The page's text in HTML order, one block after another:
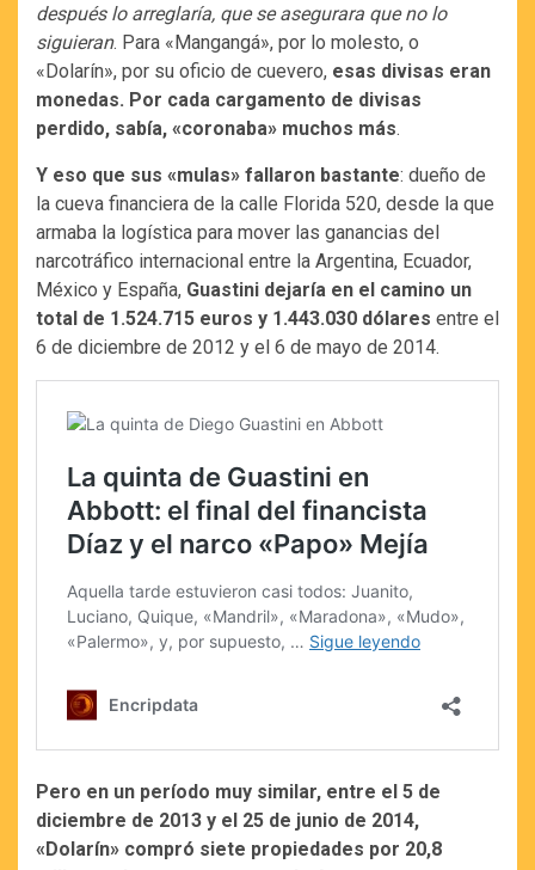
después lo arreglaría, que se asegurara que no lo
siguieran. Para «Mangangá», por lo molesto, o
«Dolarín», por su oficio de cuevero, esas divisas eran
monedas. Por cada cargamento de divisas
perdido, sabía, «coronaba» muchos más.
Y eso que sus «mulas» fallaron bastante: dueño de
la cueva financiera de la calle Florida 520, desde la que
armaba la logística para mover las ganancias del
narcotráfico internacional entre la Argentina, Ecuador,
México y España, Guastini dejaría en el camino un
total de 1.524.715 euros y 1.443.030 dólares entre el
6 de diciembre de 2012 y el 6 de mayo de 2014.
Pero en un período muy similar, entre el 5 de
diciembre de 2013 y el 25 de junio de 2014,
«Dolarín» compró siete propiedades por 20,8